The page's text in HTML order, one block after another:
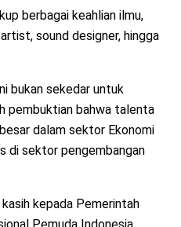
berbagai keahlian ilmu,
sound designer, hingga
bukan sekedar untuk
pembuktian bahwa talenta
dalam sektor Ekonomi
di sektor pengembangan
kepada Pemerintah